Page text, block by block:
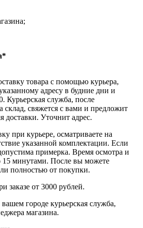
товара с помощью курьера,
адресу в будние дни и
Курьерская служба, после
склад, свяжется с вами и предложит
доставки. Уточнит адрес.
при курьере, осматриваете на
указанной комплектации. Если
примерка. Время осмотра и
15 минутами. После вы можете
полностью от покупки.
заказе от 3000 рублей.
городе курьерская служба,
магазина.